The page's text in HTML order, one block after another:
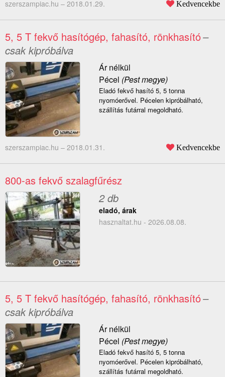
szerszampiac.hu – 2018.01.29. Kedvencekbe
5, 5 T fekvő hasítógép, fahasító, rönkhasító–
csak kipróbálva
Ár nélkül
Pécel (Pest megye)
Eladó fekvő hasító 5, 5 tonna
nyomóerővel. Pécelen kipróbálható,
szállítás futárral megoldható.
szerszampiac.hu – 2018.01.31. Kedvencekbe
800-as fekvő szalagfűrész
2 db
eladó, árak
hasznaltat.hu - 2026.08.08.
5, 5 T fekvő hasítógép, fahasító, rönkhasító–
csak kipróbálva
Ár nélkül
Pécel (Pest megye)
Eladó fekvő hasító 5, 5 tonna
nyomóerővel. Pécelen kipróbálható,
szállítás futárral megoldható.